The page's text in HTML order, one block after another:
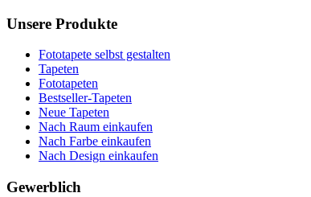
Unsere Produkte
Fototapete selbst gestalten
Tapeten
Fototapeten
Bestseller-Tapeten
Neue Tapeten
Nach Raum einkaufen
Nach Farbe einkaufen
Nach Design einkaufen
Gewerblich